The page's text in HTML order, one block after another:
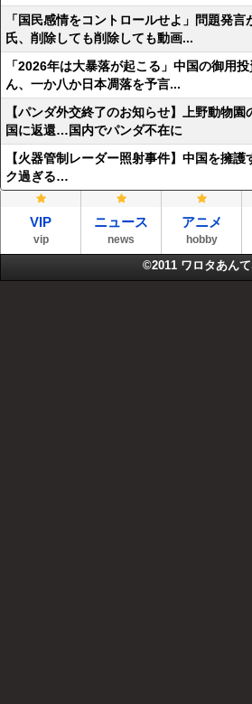
「国民感情をコントロールせよ」問題発
氏、削除しても削除しても動画...
「2026年は大暴落が起こる」中国の御用
ん、一か八か日本凋落を予言...
【パンダ外交終了のお知らせ】上野動物
国に返還…国内でパンダ不在に
【火器管制レーダー照射事件】中国を擁
ク過ぎる…
VIP
vip
ニュース
news
アニメ
hobby
©2011 ワロタあん